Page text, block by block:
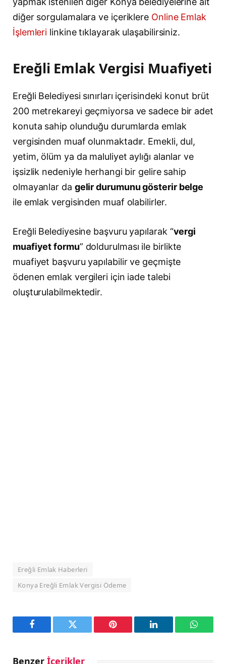
diğer sorgulamalara ve içeriklere Online Emlak
İşlemleri linkine tıklayarak ulaşabilirsiniz.
Ereğli Emlak Vergisi Muafiyeti
Ereğli Belediyesi sınırları içerisindeki konut brüt
200 metrekareyi geçmiyorsa ve sadece bir adet
konuta sahip olunduğu durumlarda emlak
vergisinden muaf olunmaktadır. Emekli, dul,
yetim, ölüm ya da maluliyet aylığı alanlar ve
işsizlik nedeniyle herhangi bir gelire sahip
olmayanlar da gelir durumunu gösterir belge
ile emlak vergisinden muaf olabilirler.
Ereğli Belediyesine başvuru yapılarak “vergi
muafiyet formu” doldurulması ile birlikte
muafiyet başvuru yapılabilir ve geçmişte
ödenen emlak vergileri için iade talebi
oluşturulabilmektedir.
Ereğli Emlak Haberleri
Konya Ereğli Emlak Vergisi Ödeme
Facebook Twitter Pinterest LinkedIn
Benzer İçerikler